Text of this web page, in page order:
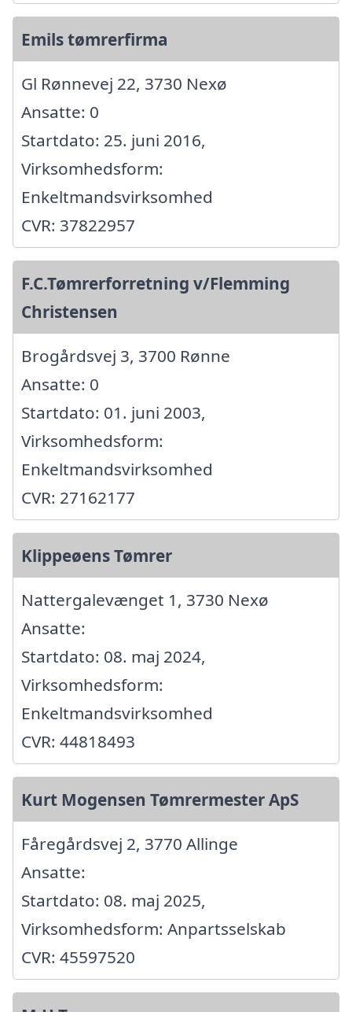
Emils tømrerfirma
Gl Rønnevej 22, 3730 Nexø
Ansatte: 0
Startdato: 25. juni 2016,
Virksomhedsform:
Enkeltmandsvirksomhed
CVR: 37822957
F.C.Tømrerforretning v/Flemming
Christensen
Brogårdsvej 3, 3700 Rønne
Ansatte: 0
Startdato: 01. juni 2003,
Virksomhedsform:
Enkeltmandsvirksomhed
CVR: 27162177
Klippeøens Tømrer
Nattergalevænget 1, 3730 Nexø
Ansatte:
Startdato: 08. maj 2024,
Virksomhedsform:
Enkeltmandsvirksomhed
CVR: 44818493
Kurt Mogensen Tømrermester ApS
Fåregårdsvej 2, 3770 Allinge
Ansatte:
Startdato: 08. maj 2025,
Virksomhedsform: Anpartsselskab
CVR: 45597520